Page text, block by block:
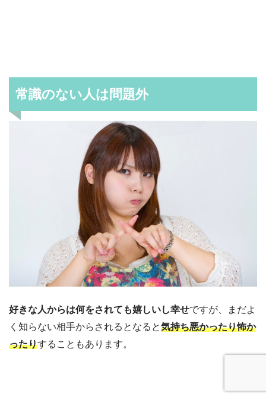
常識のない人は問題外
好きな人からは何をされても嬉しいし幸せですが、まだよ
く知らない相手からされるとなると気持ち悪かったり怖か
ったりすることもあります。